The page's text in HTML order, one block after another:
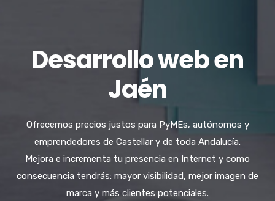
Desarrollo web en
Jaén
Ofrecemos precios justos para PyMEs, autónomos y
emprendedores de Castellar y de toda Andalucía.
Mejora e incrementa tu presencia en Internet y como
consecuencia tendrás: mayor visibilidad, mejor imagen de
marca y más clientes potenciales.